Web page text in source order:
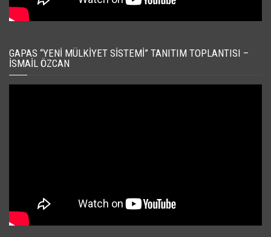
GAPAS “YENI MÜLKIYET SISTEMI” TANITIM TOPLANTISI –
İSMAIL ÖZCAN